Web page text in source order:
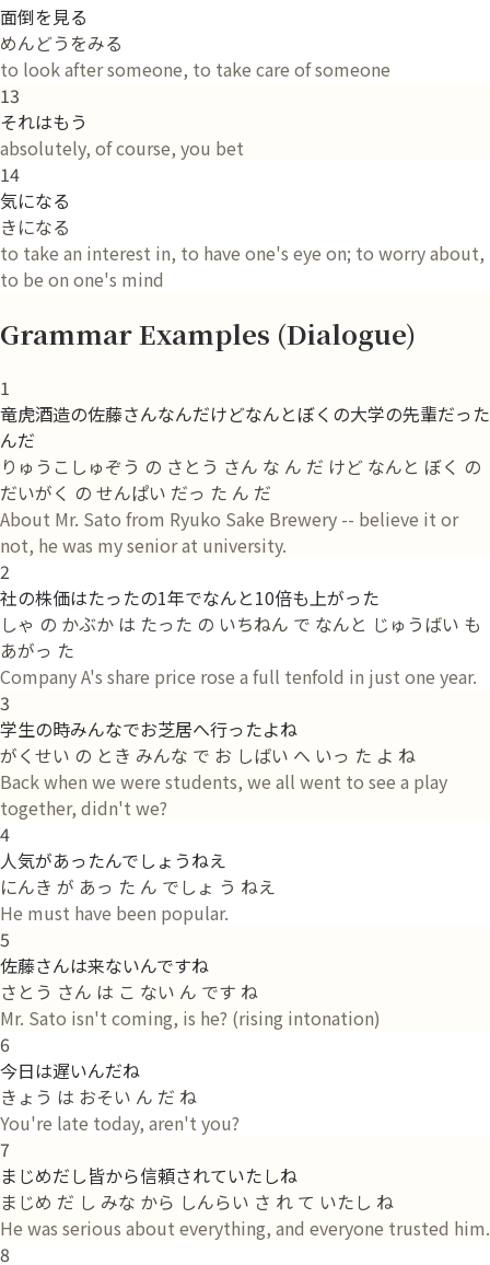
面倒を見る
めんどうをみる
to look after someone, to take care of someone
13
それはもう
absolutely, of course, you bet
14
気になる
きになる
to take an interest in, to have one's eye on; to worry about,
to be on one's mind
Grammar Examples (Dialogue)
1
竜虎酒造の佐藤さんなんだけどなんとぼくの大学の先輩だった
んだ
りゅうこしゅぞう の さとう さん な ん だ けど なんと ぼく の
だいがく の せんぱい だっ た ん だ
About Mr. Sato from Ryuko Sake Brewery -- believe it or
not, he was my senior at university.
2
社の株価はたったの1年でなんと10倍も上がった
しゃ の かぶか は たった の いちねん で なんと じゅうばい も
あがっ た
Company A's share price rose a full tenfold in just one year.
3
学生の時みんなでお芝居へ行ったよね
がくせい の とき みんな で お しばい へ いっ た よ ね
Back when we were students, we all went to see a play
together, didn't we?
4
人気があったんでしょうねえ
にんき が あっ た ん でしょ う ねえ
He must have been popular.
5
佐藤さんは来ないんですね
さとう さん は こ ない ん です ね
Mr. Sato isn't coming, is he? (rising intonation)
6
今日は遅いんだね
きょう は おそい ん だ ね
You're late today, aren't you?
7
まじめだし皆から信頼されていたしね
まじめ だ し みな から しんらい さ れ て いたし ね
He was serious about everything, and everyone trusted him.
8